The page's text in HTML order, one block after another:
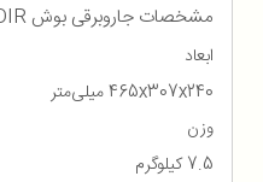
مشخصات جاروبرقی بوش BGL8GOLDIR
ابعاد
465x307x240 میلی‌متر
وزن
7.5 کیلوگرم